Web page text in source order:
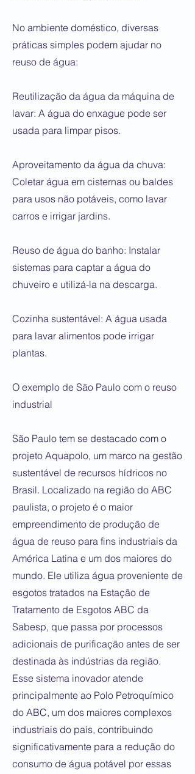
No ambiente doméstico, diversas
práticas simples podem ajudar no
reuso de água:
Reutilização da água da máquina de
lavar: A água do enxague pode ser
usada para limpar pisos.
Aproveitamento da água da chuva:
Coletar água em cisternas ou baldes
para usos não potáveis, como lavar
carros e irrigar jardins.
Reuso de água do banho: Instalar
sistemas para captar a água do
chuveiro e utilizá-la na descarga.
Cozinha sustentável: A água usada
para lavar alimentos pode irrigar
plantas.
O exemplo de São Paulo com o reuso
industrial
São Paulo tem se destacado com o
projeto Aquapolo, um marco na gestão
sustentável de recursos hídricos no
Brasil. Localizado na região do ABC
paulista, o projeto é o maior
empreendimento de produção de
água de reuso para fins industriais da
América Latina e um dos maiores do
mundo. Ele utiliza água proveniente de
esgotos tratados na Estação de
Tratamento de Esgotos ABC da
Sabesp, que passa por processos
adicionais de purificação antes de ser
destinada às indústrias da região.
Esse sistema inovador atende
principalmente ao Polo Petroquímico
do ABC, um dos maiores complexos
industriais do país, contribuindo
significativamente para a redução do
consumo de água potável por essas